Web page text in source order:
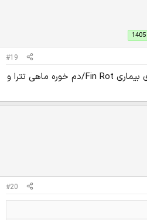
#19
سلام ببخشید کسی میدونه برای بیماری Fin Rot/دم خوره ماهی تترا و
#20